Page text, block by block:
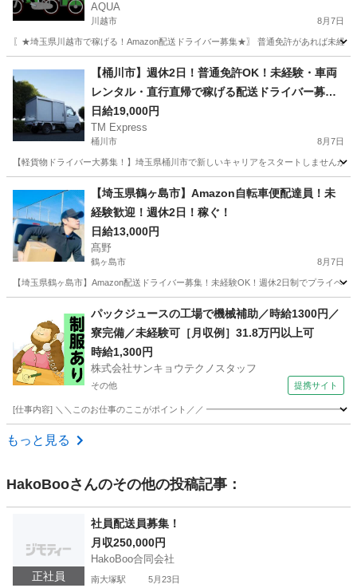
AQUA
川越市 8月7日
〖★埼玉県川越市で稼げる！Amazon配送ドライバー募集★〗 普通免許があれば未経
ドライバー Amazon
【桶川市】週休2日！普通免許OK！未経験・車両
レンタル・直行直帰で稼げる配送ドライバー募
集！
日給19,000円
TM Express
桶川市 8月7日
【軽貨物ドライバー大募集！】埼玉県桶川市で新しいキャリアをスタートしません
ドライバー 社用車
【埼玉県鶴ヶ島市】Amazon自転車便配達員！未
経験歓迎！週休2日！稼ぐ！
日給13,000円
髙野
鶴ヶ島市 8月7日
【埼玉県鶴ヶ島市】Amazon配送ドライバー募集！未経験OK！週休2日制でプライベ
ドライバー Amazon
パックジュースの工場で機械補助／時給1300円／
寮完備／未経験可［月収例］31.8万円以上可
時給1,300円
株式会社サンキョウテクノスタッフ
その他 提携サイト
[仕事内容] ＼＼このお仕事のここがポイント／／ ━━━━━━━━━━━━━━━━━ ◎
埼玉 その他
もっと見る
HakoBooさんのその他の投稿記事：
正社員
社員配送員募集！
月収250,000円
HakoBoo合同会社
南大塚駅 5月23日